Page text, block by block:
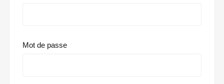
Mot de passe